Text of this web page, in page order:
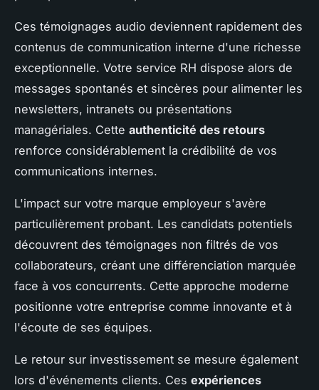
Ces témoignages audio deviennent rapidement des
contenus de communication interne d'une richesse
exceptionnelle. Votre service RH dispose alors de
messages spontanés et sincères pour alimenter les
newsletters, intranets ou présentations
managériales. Cette authenticité des retours
renforce considérablement la crédibilité de vos
communications internes.
L'impact sur votre marque employeur s'avère
particulièrement probant. Les candidats potentiels
découvrent des témoignages non filtrés de vos
collaborateurs, créant une différenciation marquée
face à vos concurrents. Cette approche moderne
positionne votre entreprise comme innovante et à
l'écoute de ses équipes.
Le retour sur investissement se mesure également
lors d'événements clients. Ces expériences